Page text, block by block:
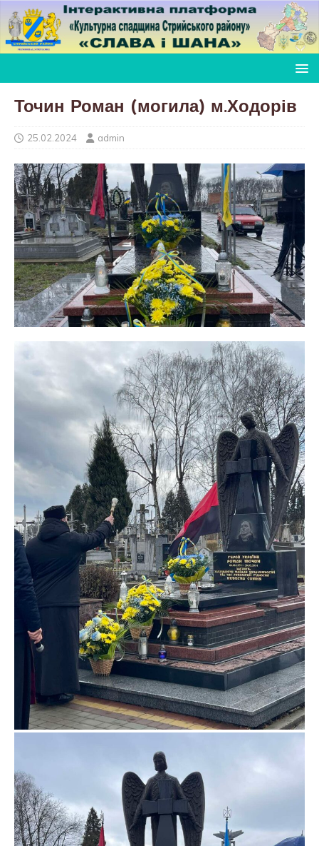
Точин Роман (могила) м.Ходорів
25.02.2024 admin